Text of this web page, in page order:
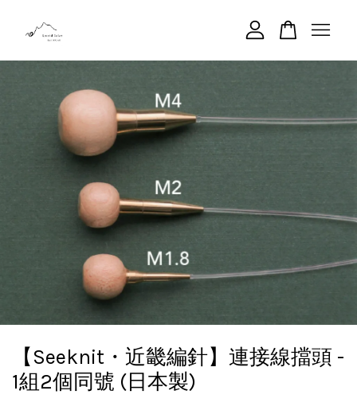
【Seeknit・近畿編針】連接線擋頭 -
1組2個同號 (日本製)
繼續購物